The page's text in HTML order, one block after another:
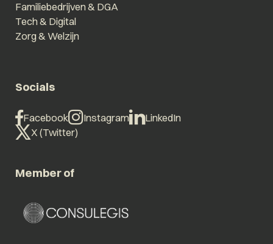
Familiebedrijven & DGA
Tech & Digital
Zorg & Welzijn
Socials
Facebook Instagram
LinkedIn
X (Twitter)
Member of